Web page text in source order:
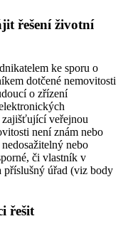
řešení životní
ke sporu o
dotčené nemovitosti
o zřízení
veřejnou
není znám nebo
nebo
či vlastník v
příslušný úřad (viz body
řešit